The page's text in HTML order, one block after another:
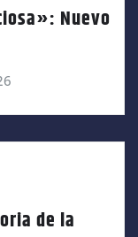
Nuevo
de la